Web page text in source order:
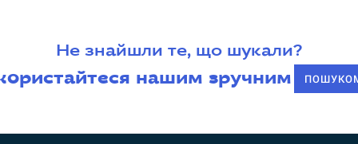
Не знайшли те, що шукали?
нашим зручним